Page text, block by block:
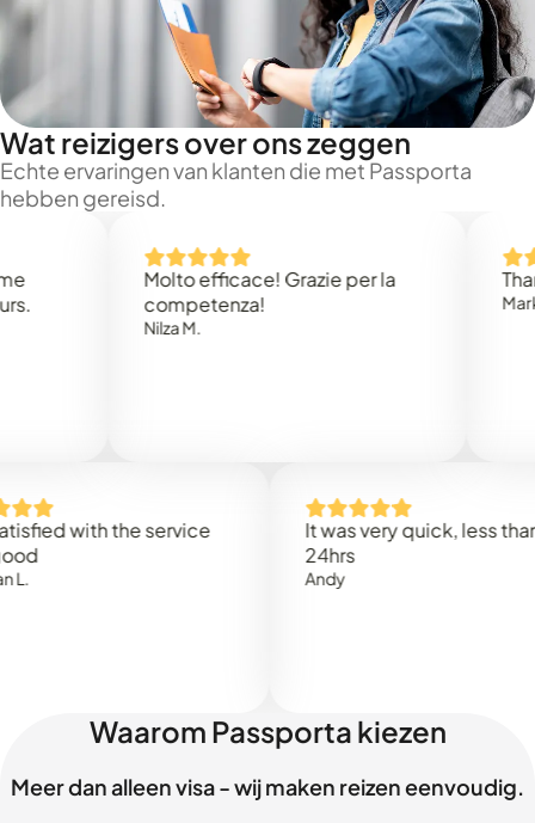
Wat reizigers over ons zeggen
Echte ervaringen van klanten die met Passporta
hebben gereisd.
Molto efficace! Grazie per la
competenza!
Thank
Mark N.
with the service
It was very quick, less than
Waarom Passporta kiezen
Meer dan alleen visa - wij maken reizen eenvoudig.